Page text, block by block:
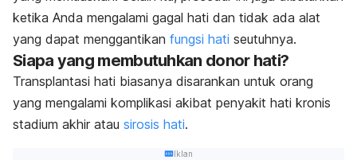
ketika Anda mengalami gagal hati dan tidak ada alat
yang dapat menggantikan fungsi hati seutuhnya.
Siapa yang membutuhkan donor hati?
Transplantasi hati biasanya disarankan untuk orang
yang mengalami komplikasi akibat penyakit hati kronis
stadium akhir atau sirosis hati.
Iklan